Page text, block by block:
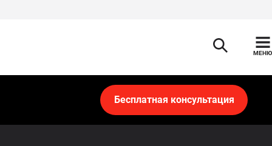
МЕНЮ
Бесплатная консультация